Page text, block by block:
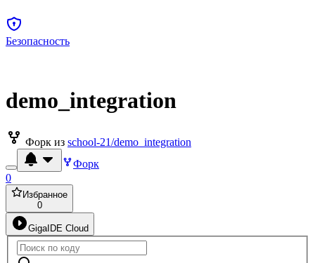
Безопасность
demo_integration
Форк из school-21/demo_integration
Форк
0
Избранное
0
GigaIDE Cloud